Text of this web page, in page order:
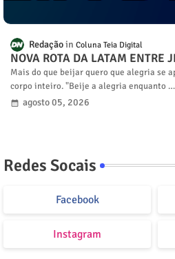
Redação Coluna Teia Digital
NOVA ROTA DA LATAM ENTRE
Mais do que beijar quero que alegria se
corpo inteiro. "Beije a alegria enquanto …
agosto 05, 2026
Redes Socais
Facebook
Instagram